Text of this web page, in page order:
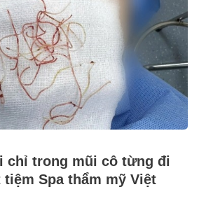
chỉ trong mũi cô từng đi
tiệm Spa thẩm mỹ Việt